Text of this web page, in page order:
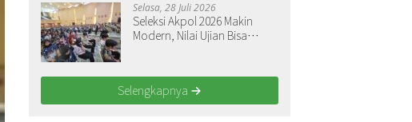
Selasa, 28 Juli 2026
Seleksi Akpol 2026 Makin
Modern, Nilai Ujian Bisa
Selengkapnya